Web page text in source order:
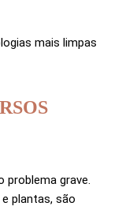
mais limpas
problema grave.
plantas, são